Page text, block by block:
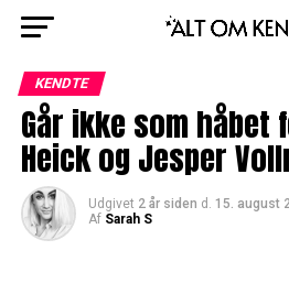
KENDTE
Går ikke som håbet
Heick og Jesper
Udgivet 2 år siden d. 15. august
Af Sarah S